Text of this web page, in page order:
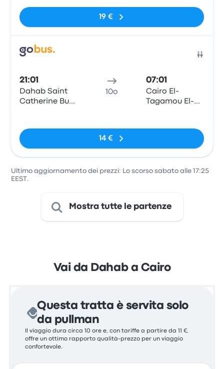
19 €
21:01
Dahab Saint
Catherine Bus
10o
07:01
Cairo El-
Tagamou El-
14 €
Ultimo aggiornamento dei prezzi: Lo scorso sabato alle 17:25
EEST.
Mostra tutte le partenze
Vai da Dahab a Cairo
Questa tratta è servita solo
da pullman
Il viaggio dura circa 10 ore e, con tariffe a partire da 11 €,
offre un ottimo rapporto qualità-prezzo per un viaggio
confortevole.